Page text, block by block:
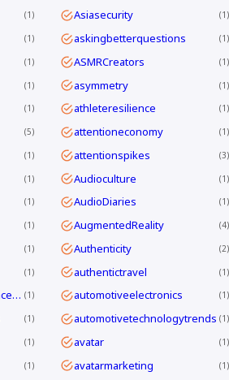
1 Asiasecurity 1
1 askingbetterquestions 1
1 ASMRCreators 1
1 asymmetry 1
1 athleteresilience 1
5 attentioneconomy 1
1 attentionspikes 3
1 Audioculture 1
1 AudioDiaries 1
1 AugmentedReality 4
1 Authenticity 2
1 authentictravel 1
automatedborderclearanceKorea 1 automotiveelectronics 1
1 automotivetechnologytrends 1
1 avatar 1
1 avatarmarketing 1